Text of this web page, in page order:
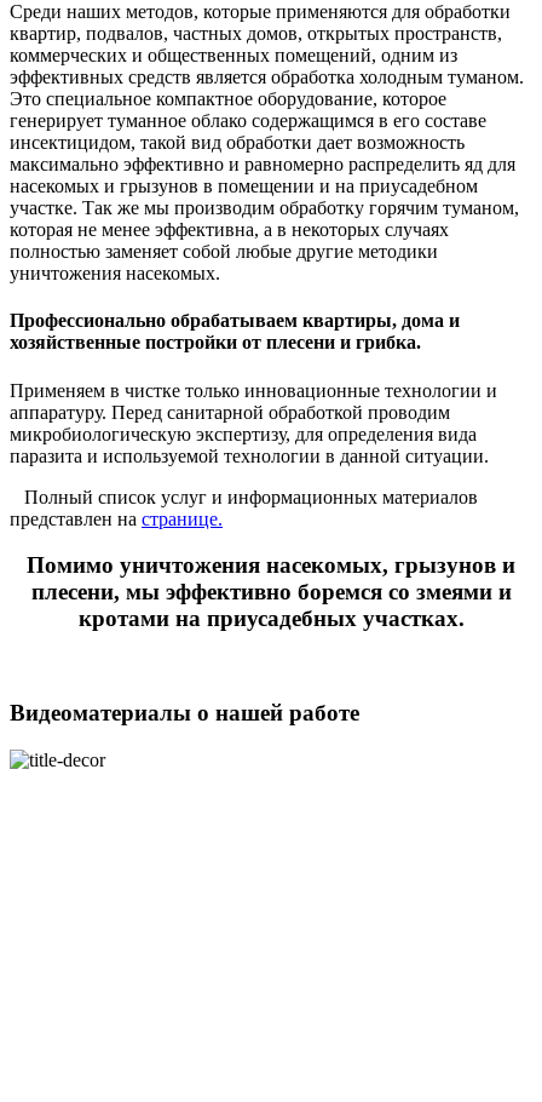
Среди наших методов, которые применяются для обработки
квартир, подвалов, частных домов, открытых пространств,
коммерческих и общественных помещений, одним из
эффективных средств является обработка холодным туманом.
Это специальное компактное оборудование, которое
генерирует туманное облако содержащимся в его составе
инсектицидом, такой вид обработки дает возможность
максимально эффективно и равномерно распределить яд для
насекомых и грызунов в помещении и на приусадебном
участке. Так же мы производим обработку горячим туманом,
которая не менее эффективна, а в некоторых случаях
полностью заменяет собой любые другие методики
уничтожения насекомых.
Профессионально обрабатываем квартиры, дома и
хозяйственные постройки от плесени и грибка.
Применяем в чистке только инновационные технологии и
аппаратуру. Перед санитарной обработкой проводим
микробиологическую экспертизу, для определения вида
паразита и используемой технологии в данной ситуации.
Полный список услуг и информационных материалов
представлен на странице.
Помимо уничтожения насекомых, грызунов и
плесени, мы эффективно боремся со змеями и
кротами на приусадебных участках.
Видеоматериалы о нашей работе